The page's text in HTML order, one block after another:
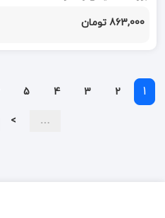
863,000 تومان
1
2
3
4
5
…
>